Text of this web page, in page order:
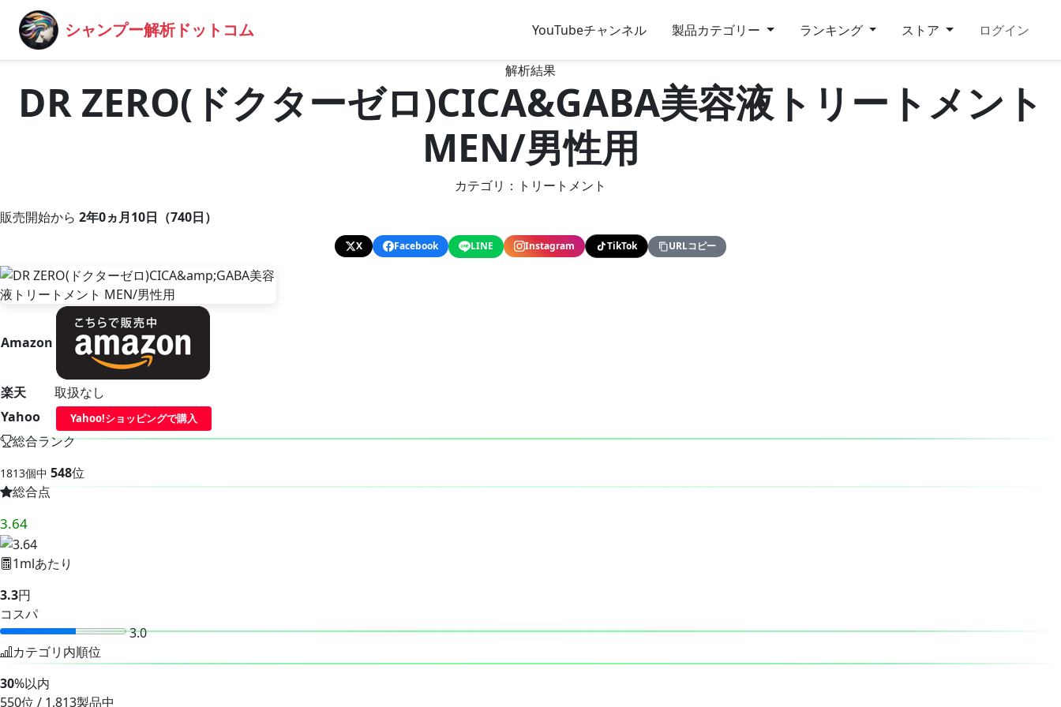
シャンプー解析ドットコム YouTubeチャンネル 製品カテゴリー ランキング ストア ログイン
解析結果
DR ZERO(ドクターゼロ)CICA&GABA美容液トリートメント
MEN/男性用
カテゴリ：トリートメント
販売開始から 2年0ヵ月10日（740日）
X Facebook LINE Instagram TikTok URLコピー
Amazon
楽天
取扱なし
Yahoo
Yahoo!ショッピングで購入
総合ランク
1813個中 548位
総合点
3.64
1mlあたり
3.3円
コスパ
3.0
カテゴリ内順位
30%以内
550位 / 1,813製品中